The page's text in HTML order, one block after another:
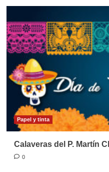
Papel y tinta
Calaveras del P. Martín
0